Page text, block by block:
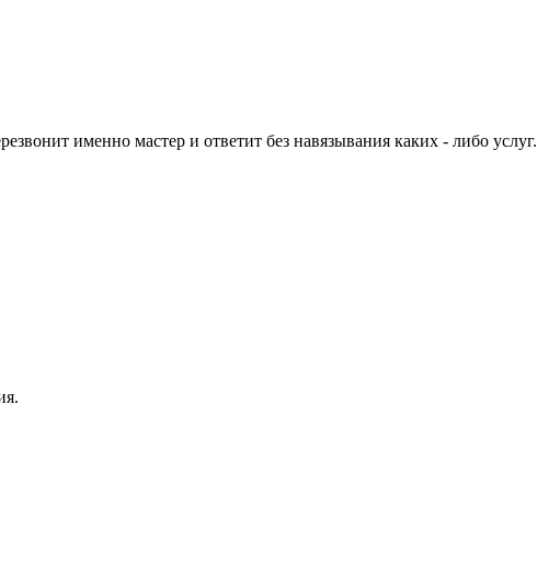
именно мастер и ответит без навязывания каких - либо услуг.